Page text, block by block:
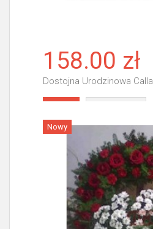
158.00 zł
Dostojna Urodzinowa Calla
Nowy